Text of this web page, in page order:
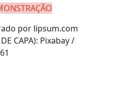
por lipsum.com
CAPA): Pixabay /